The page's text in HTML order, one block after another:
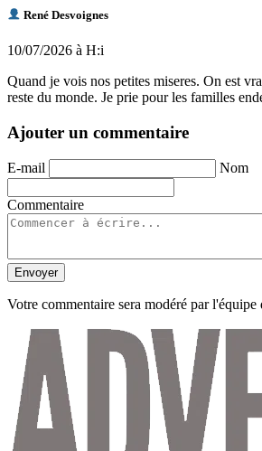
René Desvoignes
10/07/2026 à H:i
Quand je vois nos petites miseres. On est
reste du monde. Je prie pour les familles
Ajouter un commentaire
E-mail Nom
Commentaire
Envoyer
Votre commentaire sera modéré par l'équipe